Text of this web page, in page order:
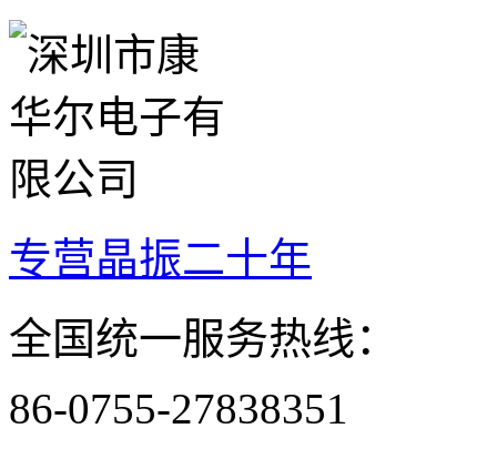
专营晶振二十年
全国统一服务热线：
86-0755-27838351